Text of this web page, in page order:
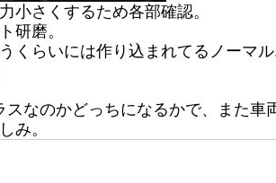
小さくするため各部確認。
研磨。
くらいには作り込まれてるノーマル
スなのかどっちになるかで、また車
み。